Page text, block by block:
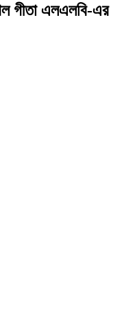
গীতা এলএলবি-এর